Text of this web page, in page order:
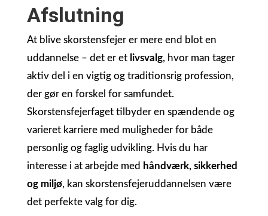
Afslutning
At blive skorstensfejer er mere end blot en
uddannelse – det er et livsvalg, hvor man tager
aktiv del i en vigtig og traditionsrig profession,
der gør en forskel for samfundet.
Skorstensfejerfaget tilbyder en spændende og
varieret karriere med muligheder for både
personlig og faglig udvikling. Hvis du har
interesse i at arbejde med håndværk, sikkerhed
og miljø, kan skorstensfejeruddannelsen være
det perfekte valg for dig.